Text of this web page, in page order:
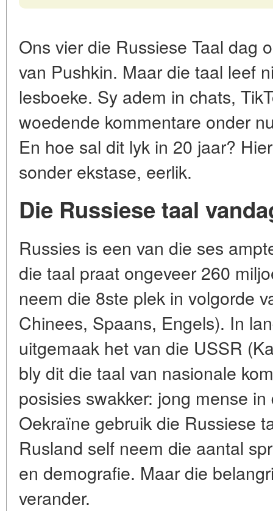
Ons vier die Russiese Taal dag
van Pushkin. Maar die taal leef
lesboeke. Sy adem in chats,
woedende kommentare onder
En hoe sal dit lyk in 20 jaar?
sonder ekstase, eerlik.
Die Russiese taal
Russies is een van die ses
die taal praat ongeveer 260
neem die 8ste plek in volgorde
Chinees, Spaans, Engels). In
uitgemaak het van die USSR
bly dit die taal van nasionale
posisies swakker: jong mense
Oekraïne gebruik die Russiese
Rusland self neem die aantal
en demografie. Maar die
verander.